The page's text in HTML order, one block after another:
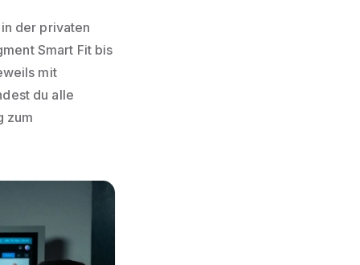
der privaten
Smart Fit bis
mit
du alle
zum